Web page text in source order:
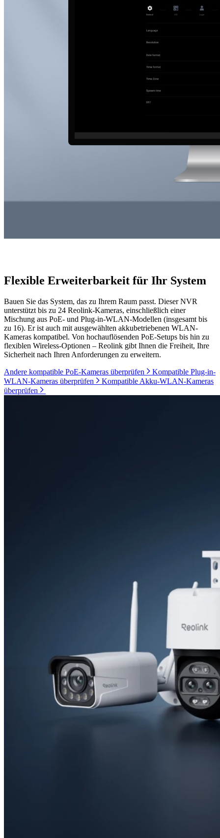
Flexible Erweiterbarkeit für Ihr System
Bauen Sie das System, das zu Ihrem Raum passt. Dieser NVR
unterstützt bis zu 24 Reolink-Kameras, einschließlich einer
Mischung aus PoE- und Plug-in-WLAN-Modellen (insgesamt bis
zu 16). Er ist auch mit ausgewählten akkubetriebenen WLAN-
Kameras kompatibel. Von hochauflösenden PoE-Setups bis hin zu
flexiblen Wireless-Optionen – Reolink gibt Ihnen die Freiheit, Ihre
Sicherheit nach Ihren Anforderungen zu erweitern.
Andere kompatible PoE-Kameras überprüfen
Kompatible Plug-in-
WLAN-Kameras überprüfen
Kompatible Akku-WLAN-Kameras
überprüfen